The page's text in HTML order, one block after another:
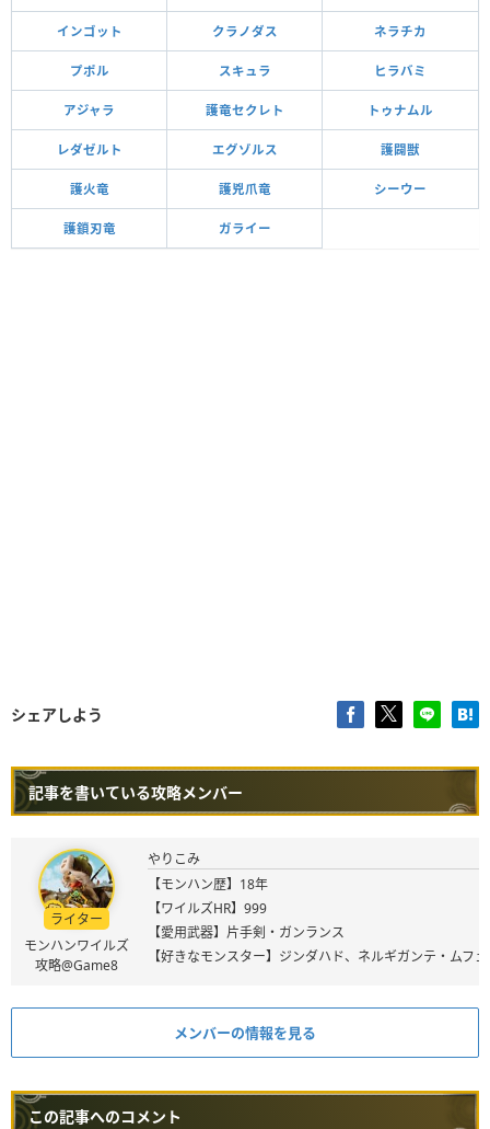
インゴット クラノダス ネラチカ
プポル スキュラ ヒラバミ
アジャラ 護竜セクレト トゥナムル
レダゼルト エグゾルス 護闢獣
護火竜 護兇爪竜 シーウー
護鎖刃竜 ガライー
シェアしよう
記事を書いている攻略メンバー
ライター
モンハンワイルズ
攻略@Game8
やりこみ
【モンハン歴】18年
【ワイルズHR】999
【愛用武器】片手剣・ガンランス
【好きなモンスター】ジンダハド、ネルギガンテ・ムフ
メンバーの情報を見る
この記事へのコメント